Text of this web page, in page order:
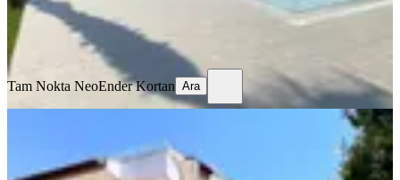
Tam Nokta NeoEnder Kortan
Ara
Tam Nokta NeoEnder Kortan Ara
Antalya Kadriye Eşyasız Kiralık 5+2
Müstakil Villa